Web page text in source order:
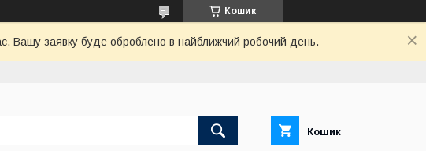
Кошик
Вашу заявку буде оброблено в найближчий робочий день.
Кошик